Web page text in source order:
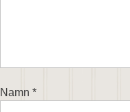
Namn *